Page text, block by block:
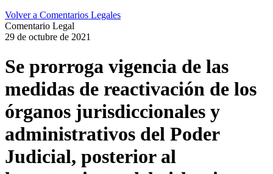
Volver a Comentarios Legales
Comentario Legal
29 de octubre de 2021
Se prorroga vigencia de las
medidas de reactivación de los
órganos jurisdiccionales y
administrativos del Poder
Judicial, posterior al